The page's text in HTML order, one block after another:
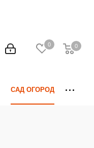
0 0
0
САД ОГОРОД